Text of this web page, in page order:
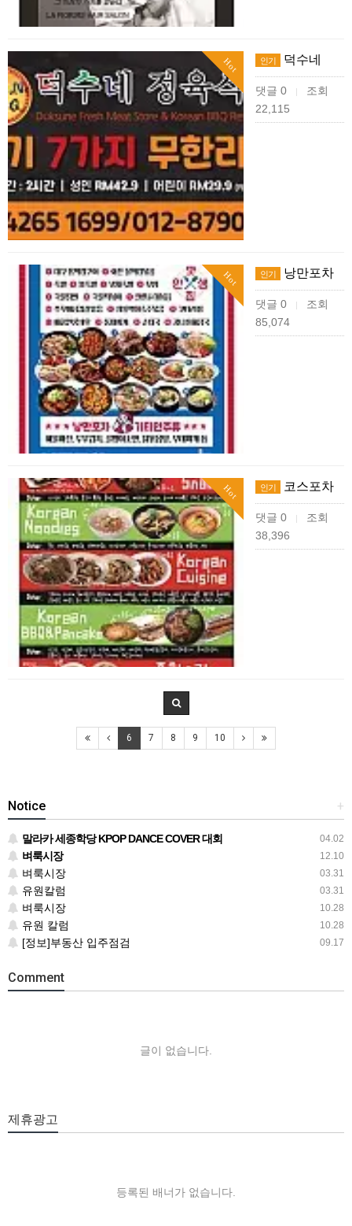
Hot 인기 덕수네
댓글 0 |
조회
22,115
Hot 인기 낭만포차
댓글 0 |
조회
85,074
Hot 인기 코스포차
댓글 0 |
조회
38,396
6 7 8 9 10
+
Notice
04.02
말라카 세종학당 KPOP DANCE COVER 대회
12.10
벼룩시장
03.31
벼룩시장
03.31
유원칼럼
10.28
벼룩시장
10.28
유원 칼럼
09.17
[정보]부동산 입주점검
Comment
글이 없습니다.
제휴광고
등록된 배너가 없습니다.